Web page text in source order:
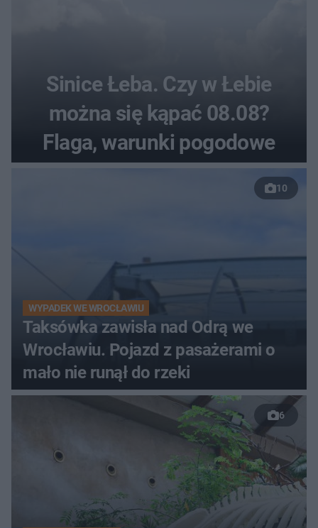
Sinice Łeba. Czy w Łebie
można się kąpać 08.08?
Flaga, warunki pogodowe
10
WYPADEK WE WROCŁAWIU
Taksówka zawisła nad Odrą we
Wrocławiu. Pojazd z pasażerami o
mało nie runął do rzeki
6